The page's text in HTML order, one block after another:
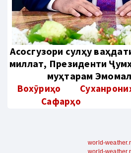
Aсосгузори сулҳу
миллат, Президенти
муҳтарам
Вохӯриҳо
Сафарҳо
world-
world-